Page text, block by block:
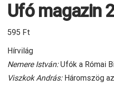
Ufó magazin
595 Ft
Hírvilág
Nemere István:Ufók a Római
Viszkok András:Háromszög